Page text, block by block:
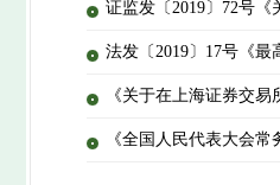
证监发〔2019〕72号《
法发〔2019〕17号《
《关于在上海证券交
《全国人民代表大会